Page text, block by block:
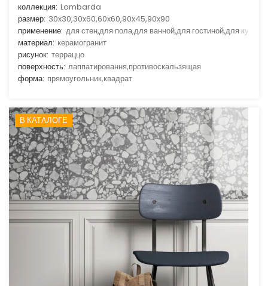
коллекция: Lombarda
размер: 30x30,30x60,60x60,90x45,90x90
применение: для стен,для пола,для ванной,для гостиной,для кухни
материал: керамогранит
рисунок: терраццо
поверхность: лаппатировання,противоскальзящая
форма: прямоугольник,квадрат
В КАТАЛОГЕ